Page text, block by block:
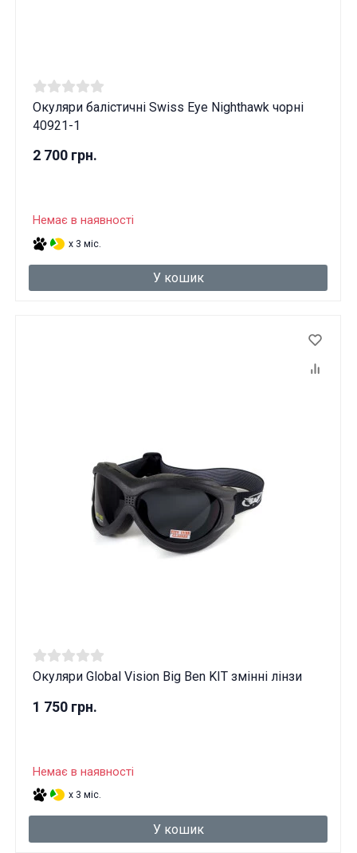
Окуляри балістичні Swiss Eye Nighthawk чорні
40921-1
2 700 грн.
Немає в наявності
x 3 міс.
У кошик
Окуляри Global Vision Big Ben KIT змінні лінзи
1 750 грн.
Немає в наявності
x 3 міс.
У кошик